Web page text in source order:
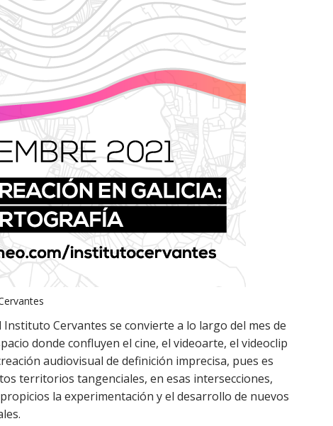
Instituto Cervantes se convierte a lo largo del mes de
donde confluyen el cine, el videoarte, el videoclip
audiovisual de definición imprecisa, pues es
territorios tangenciales, en esas intersecciones,
la experimentación y el desarrollo de nuevos